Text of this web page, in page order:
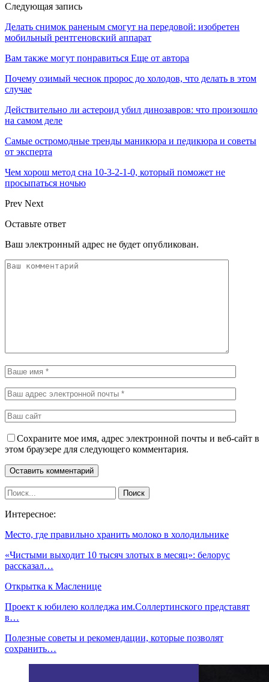
Следующая запись
Делать снимок раненым смогут на передовой: изобретен
мобильный рентгеновский аппарат
Вам также могут понравиться Еще от автора
Почему озимый чеснок пророс до холодов, что делать в этом
случае
Действительно ли астероид убил динозавров: что произошло
на самом деле
Самые остромодные тренды маникюра и педикюра и советы
от эксперта
Чем хорош метод сна 10-3-2-1-0, который поможет не
просыпаться ночью
Prev Next
Оставьте ответ
Ваш электронный адрес не будет опубликован.
Сохраните мое имя, адрес электронной почты и веб-сайт в
этом браузере для следующего комментария.
Интересное:
Место, где правильно хранить молоко в холодильнике
«Чистыми выходит 10 тысяч злотых в месяц»: белорус
рассказал…
Открытка к Масленице
Проект к юбилею колледжа им.Соллертинского представят
в…
Полезные советы и рекомендации, которые позволят
сохранить…